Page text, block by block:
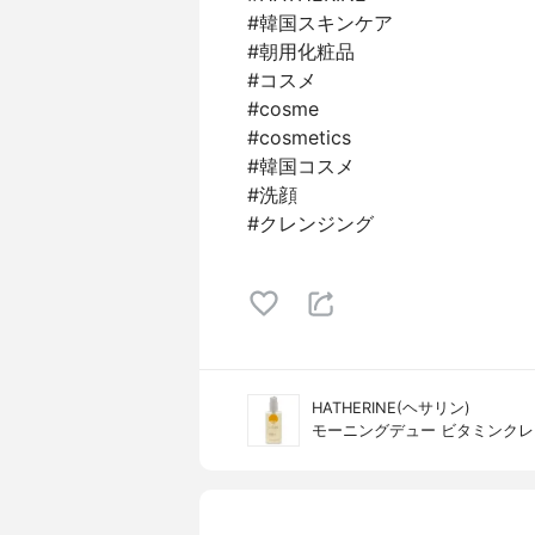
#韓国スキンケア
#朝用化粧品
#コスメ
#cosme
#cosmetics
#韓国コスメ
#洗顔
#クレンジング
HATHERINE(ヘサリン)
モーニングデュー ビタミンク